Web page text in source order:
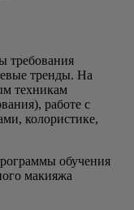
требования
тренды. На
техникам
работе с
колористике,
обучения
макияжа